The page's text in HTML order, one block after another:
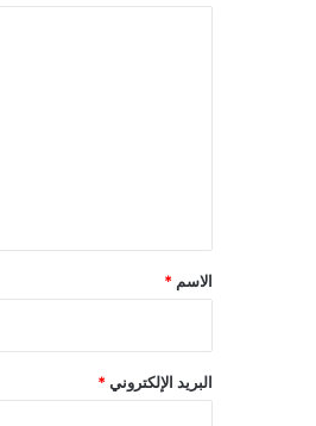
*
الاسم *
البريد الإلكتروني *